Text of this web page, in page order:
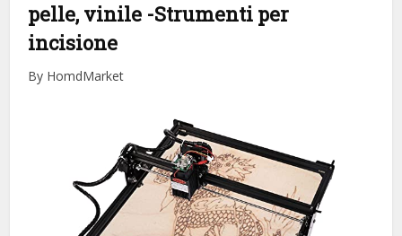
pelle, vinile -Strumenti per
incisione
By HomdMarket